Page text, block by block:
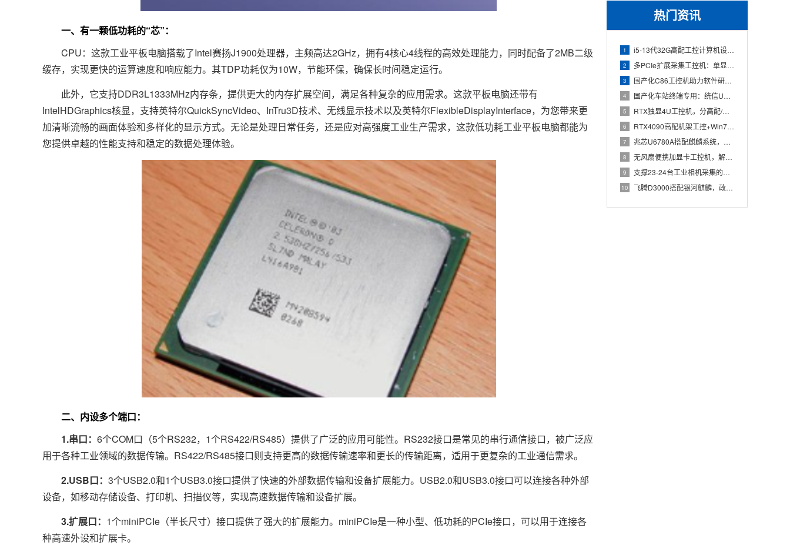
热门资讯
1 i5-13代32G高配工控计算机设备，智能制造工位整机显示成
2 多PCIe扩展采集工控机：单显卡+多路采集卡高性价比方案
3 国产化C86工控机助力软件研发：从需求分析到落地部署
4 国产化车站终端专用：统信UOS兆芯八核嵌入式轨交工控机落地方
5 RTX独显4U工控机，分高配/低配适配无人机作业全场景
6 RTX4090高配机架工控+Win7加固笔记本，航空测控硬件
7 兆芯U6780A搭配麒麟系统，国产化工控机赋能航站楼航显调度
8 无风扇便携加显卡工控机，解决户外高波特率串口采集难题
9 支撑23-24台工业相机采集的高配置工控机解决方案推荐
10 飞腾D3000搭配银河麒麟，政务办公国产飞腾工控机落地方案
一、有一颗低功耗的“芯”：
CPU：这款工业平板电脑搭载了Intel赛扬J1900处理器，主频高达2GHz，拥有4核心4线程的高效处理能力，同时配备了2MB二级
缓存，实现更快的运算速度和响应能力。其TDP功耗仅为10W，节能环保，确保长时间稳定运行。
此外，它支持DDR3L1333MHz内存条，提供更大的内存扩展空间，满足各种复杂的应用需求。这款平板电脑还带有
IntelHDGraphics核显，支持英特尔QuickSyncVideo、InTru3D技术、无线显示技术以及英特尔FlexibleDisplayInterface，为您带来更
加清晰流畅的画面体验和多样化的显示方式。无论是处理日常任务，还是应对高强度工业生产需求，这款低功耗工业平板电脑都能为
您提供卓越的性能支持和稳定的数据处理体验。
二、内设多个端口：
1.串口： 6个COM口（5个RS232，1个RS422/RS485）提供了广泛的应用可能性。RS232接口是常见的串行通信接口，被广泛应
用于各种工业领域的数据传输。RS422/RS485接口则支持更高的数据传输速率和更长的传输距离，适用于更复杂的工业通信需求。
2.USB口： 3个USB2.0和1个USB3.0接口提供了快速的外部数据传输和设备扩展能力。USB2.0和USB3.0接口可以连接各种外部
设备，如移动存储设备、打印机、扫描仪等，实现高速数据传输和设备扩展。
3.扩展口： 1个miniPCIe（半长尺寸）接口提供了强大的扩展能力。miniPCIe是一种小型、低功耗的PCIe接口，可以用于连接各
种高速外设和扩展卡。